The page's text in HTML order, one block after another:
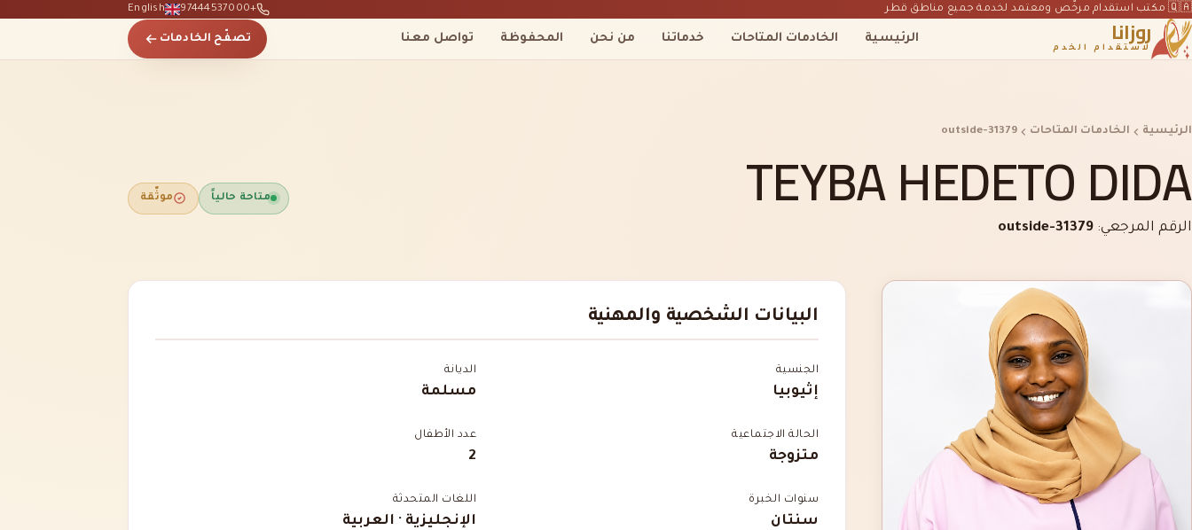
🇶🇦 مكتب استقدام مرخّص ومعتمد لخدمة جميع مناطق قطر +97444537000
English
روزانا
لاستقدام الخدم
الرئيسية الخادمات المتاحات خدماتنا من نحن المحفوظة تواصل معنا تصفّح الخادمات
الرئيسية الخادمات المتاحات outside-31379
TEYBA HEDETO DIDA
الرقم المرجعي: outside-31379
متاحة حالياً موثّقة
البيانات الشخصية والمهنية
الجنسية
إثيوبيا
الديانة
مسلمة
الحالة الاجتماعية
متزوجة
عدد الأطفال
2
سنوات الخبرة
سنتان
اللغات المتحدثة
الإنجليزية · العربية